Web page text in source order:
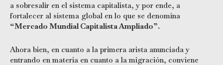
a sobresalir en el sistema capitalista, y por ende, a
fortalecer al sistema global en lo que se denomina
“Mercado Mundial Capitalista Ampliado”.
Ahora bien, en cuanto a la primera arista anunciada y
entrando en materia en cuanto a la migración, conviene